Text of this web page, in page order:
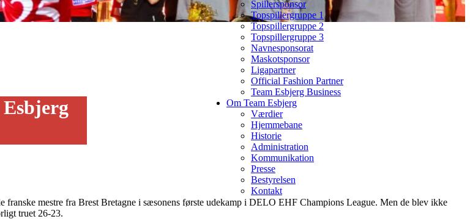
Spillersponsor
Topspillergruppe 1
Topspillergruppe 2
Topspillergruppe 3
Navnesponsorat
Maskotsponsor
Ligapartner
Official Fashion Partner
Team Esbjerg Business
Om Team Esbjerg
Værdier
Hjemmebane
Historie
Administration
Kommunikation
Presse
Bestyrelsen
Kontakt
franske mestre fra Brest Bretagne i sæsonens første udekamp i DELO EHF Champions League. Men de blev ikke
truet 26-23.